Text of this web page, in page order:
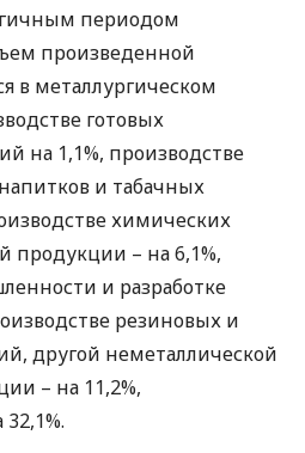
периодом
произведенной
в металлургическом
готовых
на 1,1%, производстве
и табачных
химических
продукции – на 6,1%,
и разработке
резиновых и
другой неметаллической
– на 11,2%,